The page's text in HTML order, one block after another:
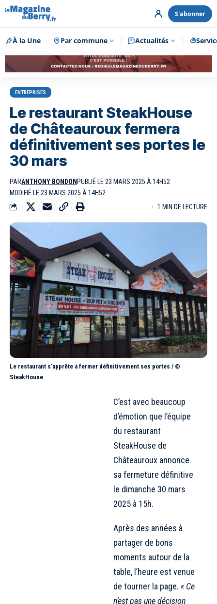
S'abonner
À la Une Par commune Actualités
Publicité
ENTREPRISES
Le restaurant SteakHouse
de Châteauroux fermera
définitivement ses portes le
30 mars
PARANTHONY BONDON PUBLIÉ LE 23 MARS 2025 À 14H52
MODIFIÉ LE 23 MARS 2025 À 14H52
1 MIN DE LECTURE
Le restaurant s’apprête à fermer définitivement ses portes / ©
SteakHouse
C’est avec beaucoup
d’émotion que l’équipe
du restaurant
SteakHouse de
Châteauroux annonce
sa fermeture définitive
le dimanche 30 mars
2025 à 15h.
Après des années à
partager de bons
moments autour de la
table, l’heure est venue
de tourner la page. « Ce
n’est pas une décision